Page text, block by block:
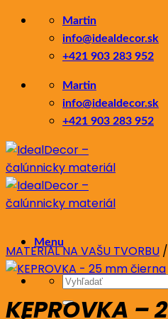
Skip
content
Martin
info@idealdecor.sk
+421 903 283 952
Martin
info@idealdecor.sk
+421 903 283 952
Menu
Hľadať:
MATERIÁL NA VAŠU TVORBU /
KEPROVKA